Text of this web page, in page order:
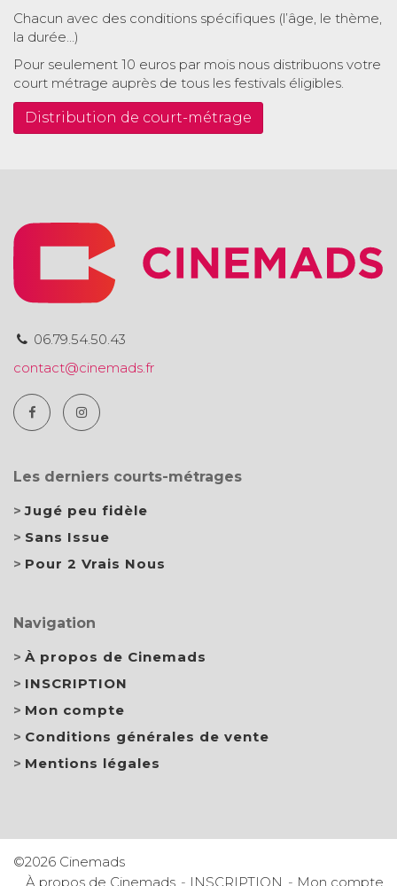
Chacun avec des conditions spécifiques (l’âge, le thème,
la durée…)
Pour seulement 10 euros par mois nous distribuons votre
court métrage auprès de tous les festivals éligibles.
Distribution de court-métrage
06.79.54.50.43
contact@cinemads.fr
Les derniers courts-métrages
Jugé peu fidèle
Sans Issue
Pour 2 Vrais Nous
Navigation
À propos de Cinemads
INSCRIPTION
Mon compte
Conditions générales de vente
Mentions légales
©2026 Cinemads
À propos de Cinemads
INSCRIPTION Mon compte